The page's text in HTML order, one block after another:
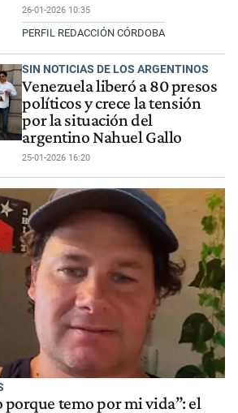
26-01-2026 10:35
PERFIL REDACCIÓN CÓRDOBA
SIN NOTICIAS DE LOS ARGENTINOS
Venezuela liberó a 80 presos
políticos y crece la tensión
por la situación del
argentino Nahuel Gallo
25-01-2026 16:20
porque temo por mi vida”: el